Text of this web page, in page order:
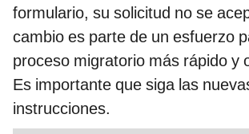
formulario, su solicitud no se
cambio es parte de un esfuerzo
proceso migratorio más rápido y
Es importante que siga las
instrucciones.